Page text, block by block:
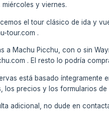
y viernes.
el tour clásico de ida y
tour.com .
a Machu Picchu, con o sin
. El resto lo podría
está basado
los precios y los formularios
adicional, no dude en